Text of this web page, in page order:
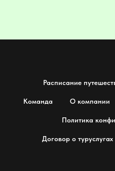
Расписание
Команда О компании
Политика
Договор о туруслугах